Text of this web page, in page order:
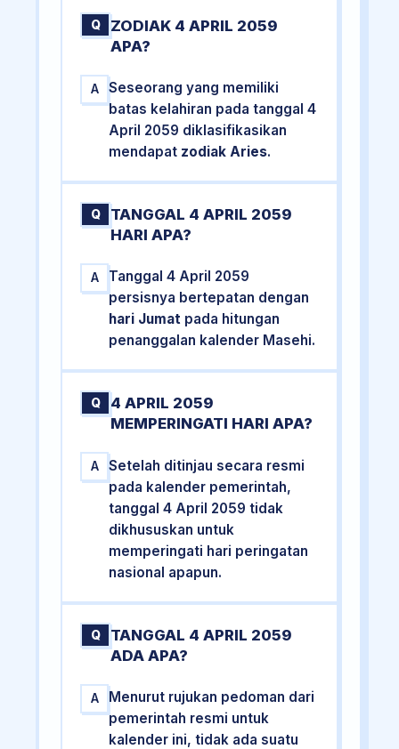
Q
ZODIAK 4 APRIL 2059
APA?
A
Seseorang yang memiliki
batas kelahiran pada tanggal 4
April 2059 diklasifikasikan
mendapat zodiak Aries.
Q
TANGGAL 4 APRIL 2059
HARI APA?
A
Tanggal 4 April 2059
persisnya bertepatan dengan
hari Jumat pada hitungan
penanggalan kalender Masehi.
Q
4 APRIL 2059
MEMPERINGATI HARI APA?
A
Setelah ditinjau secara resmi
pada kalender pemerintah,
tanggal 4 April 2059 tidak
dikhususkan untuk
memperingati hari peringatan
nasional apapun.
Q
TANGGAL 4 APRIL 2059
ADA APA?
A
Menurut rujukan pedoman dari
pemerintah resmi untuk
kalender ini, tidak ada suatu